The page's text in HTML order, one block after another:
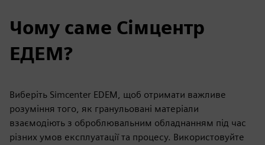
Чому саме Сімцентр
ЕДЕМ?
Виберіть Simcenter EDEM, щоб отримати важливе
розуміння того, як гранульовані матеріали
взаємодіють з оброблювальним обладнанням під час
різних умов експлуатації та процесу. Використовуйте